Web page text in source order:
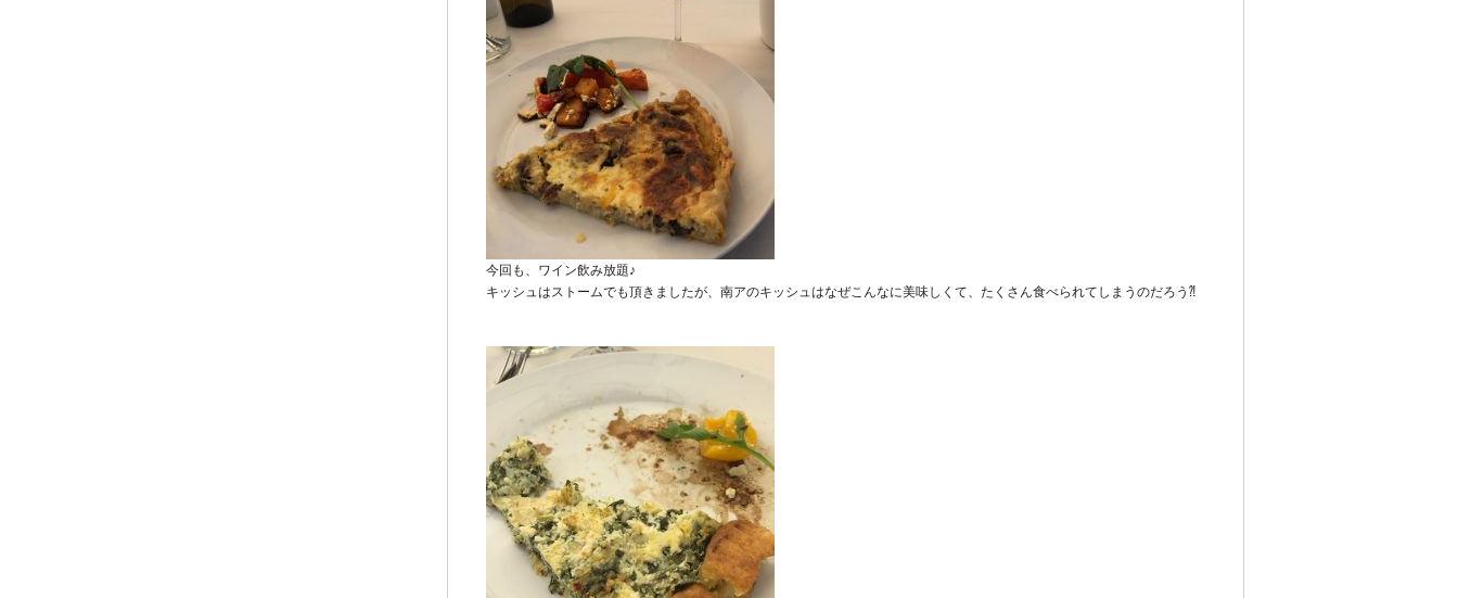
今回も、ワイン飲み放題♪
キッシュはストームでも頂きましたが、南アのキッシュはなぜこんなに美味しくて、たくさん食べられてしまうのだろう⁈